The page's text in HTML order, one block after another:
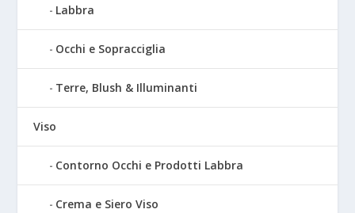
Labbra
Occhi e Sopracciglia
Terre, Blush & Illuminanti
Viso
Contorno Occhi e Prodotti Labbra
Crema e Siero Viso